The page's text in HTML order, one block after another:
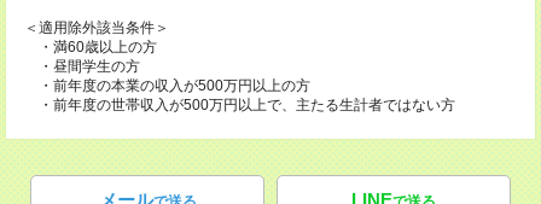
＜適用除外該当条件＞
・満60歳以上の方
・昼間学生の方
・前年度の本業の収入が500万円以上の方
・前年度の世帯収入が500万円以上で、主たる生計者ではない方
メール LINE